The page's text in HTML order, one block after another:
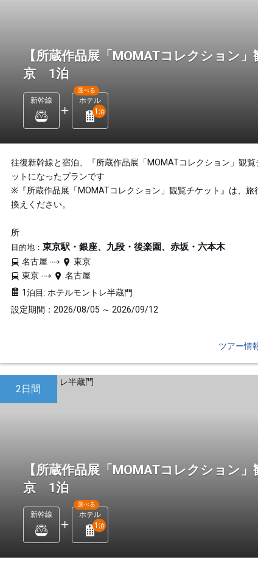
【所蔵作品展「MOMATコレクション
京 1泊
新幹線 ホテル
選べる
1 泊
往復新幹線と宿泊、『所蔵作品展「MOMATコレクション」観覧
ットになったプランです
※『所蔵作品展「MOMATコレクション」観覧チケット』は、旅
換えください。
所
目的地： 東京駅・銀座、九段・後楽園、赤坂・六本木
名古屋
東京
東京
名古屋
1泊目: ホテルモントレ半蔵門
設定期間：2026/08/05 ～ 2026/09/12
ツアー情
2日間
【所蔵作品展「MOMATコレクション
京 1泊
新幹線 ホテル
選べる
1 泊